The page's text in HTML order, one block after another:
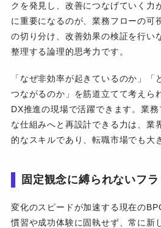
クを発見し、改善につなげていく力
に重要になるのが、業務フローの可
の切り分け、改善効果の検証を行い
整理する論理的思考力です。
「なぜ非効率が起きているのか」「
つながるのか」を筋道立てて考えら
DX推進の現場で活躍できます。業
な仕組みへと再設計できる力は、業
的なスキルであり、転職市場でも大
固定観念に縛られないフ
変化のスピードが加速する現在の
慣習や成功体験に固執せず、常に新